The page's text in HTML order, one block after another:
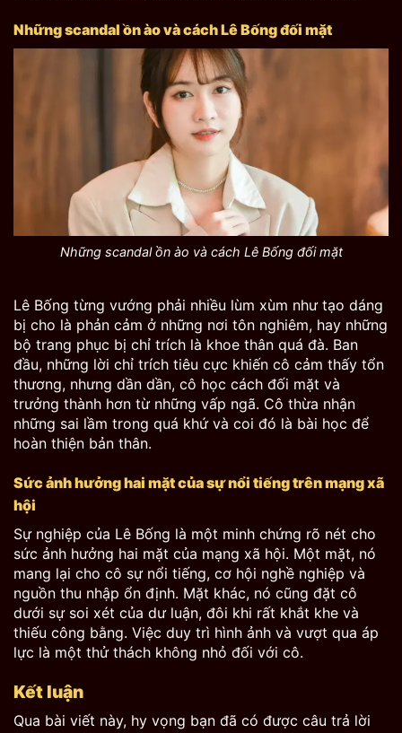
Những scandal ồn ào và cách Lê Bống đối mặt
Những scandal ồn ào và cách Lê Bống đối mặt
Lê Bống từng vướng phải nhiều lùm xùm như tạo dáng
bị cho là phản cảm ở những nơi tôn nghiêm, hay những
bộ trang phục bị chỉ trích là khoe thân quá đà. Ban
đầu, những lời chỉ trích tiêu cực khiến cô cảm thấy tổn
thương, nhưng dần dần, cô học cách đối mặt và
trưởng thành hơn từ những vấp ngã. Cô thừa nhận
những sai lầm trong quá khứ và coi đó là bài học để
hoàn thiện bản thân.
Sức ảnh hưởng hai mặt của sự nổi tiếng trên mạng xã
hội
Sự nghiệp của Lê Bống là một minh chứng rõ nét cho
sức ảnh hưởng hai mặt của mạng xã hội. Một mặt, nó
mang lại cho cô sự nổi tiếng, cơ hội nghề nghiệp và
nguồn thu nhập ổn định. Mặt khác, nó cũng đặt cô
dưới sự soi xét của dư luận, đôi khi rất khắt khe và
thiếu công bằng. Việc duy trì hình ảnh và vượt qua áp
lực là một thử thách không nhỏ đối với cô.
Kết luận
Qua bài viết này, hy vọng bạn đã có được câu trả lời